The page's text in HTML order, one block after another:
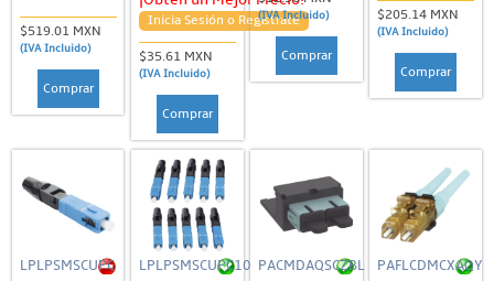
$519.01 MXN
(IVA Incluido)
Comprar
Inicia Sesión o Regístrate
$35.61 MXN
(IVA Incluido)
Comprar
(IVA Incluido)
Comprar
$205.14 MXN
(IVA Incluido)
Comprar
LPLPSMSCUPC
LPLPSMSCUPC10 PACMDAQSCZBL
PAFLCDMCXAQY